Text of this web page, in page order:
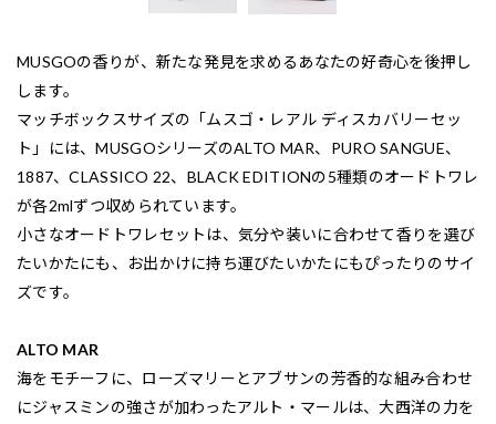
MUSGOの香りが、新たな発見を求めるあなたの好奇心を後押し
します。
マッチボックスサイズの「ムスゴ・レアル ディスカバリーセッ
ト」には、MUSGOシリーズのALTO MAR、PURO SANGUE、
1887、CLASSICO 22、BLACK EDITIONの5種類のオードトワレ
が各2mlずつ収められています。
小さなオードトワレセットは、気分や装いに合わせて香りを選び
たいかたにも、お出かけに持ち運びたいかたにもぴったりのサイ
ズです。
ALTO MAR
海をモチーフに、ローズマリーとアブサンの芳香的な組み合わせ
にジャスミンの強さが加わったアルト・マールは、大西洋の力を